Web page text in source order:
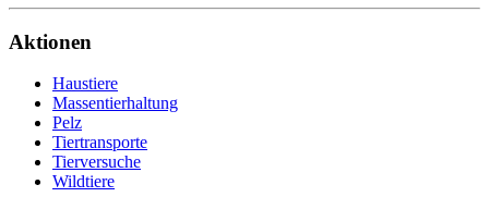
Aktionen
Haustiere
Massentierhaltung
Pelz
Tiertransporte
Tierversuche
Wildtiere